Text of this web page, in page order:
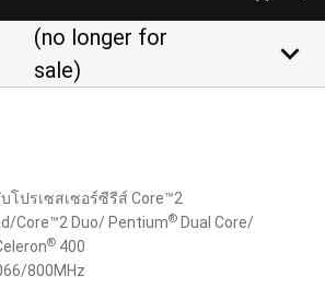
(no longer for
sale)
keyboard_arrow_down
โปรเซสเซอร์ซีรีส์ Core™2
Core™2 Duo/ Pentium® Dual Core/
® 400
800MHz